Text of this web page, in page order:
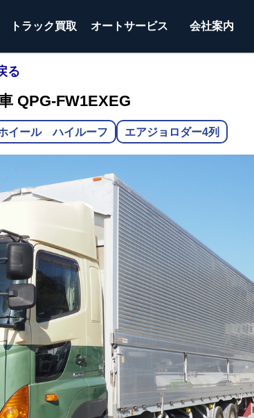
トラック買取 オートサービス 会社案内
る
QPG-FW1EXEG
イール ハイルーフ エアジョロダー4列